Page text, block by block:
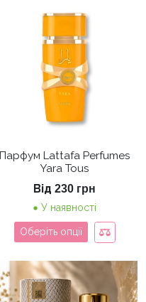
Парфум Lattafa Perfumes
Yara Tous
Від 230 грн
У наявності
Оберіть опції